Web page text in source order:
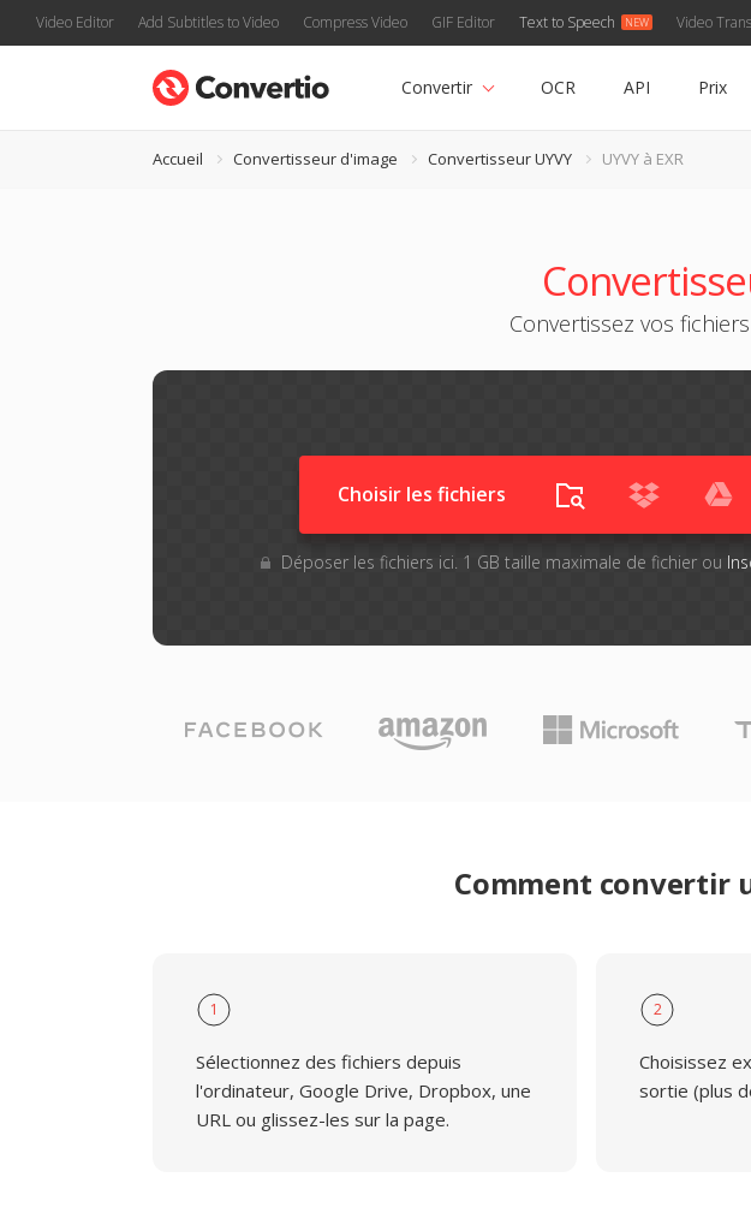
Video Editor Add Subtitles to Video Compress Video GIF Editor Text to Speech Video
Convertir OCR API Prix
Accueil Convertisseur d'image Convertisseur UYVY UYVY à EXR
Convertissez vos
Choisir les fichiers
Déposer les fichiers ici. 1 GB taille maximale de fichier ou
Comment convertir
1
Sélectionnez des fichiers depuis
l'ordinateur, Google Drive, Dropbox, une
URL ou glissez-les sur la page.
2
Choisissez
sortie (plus